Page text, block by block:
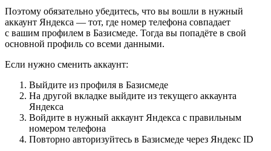
Поэтому обязательно убедитесь, что вы вошли в нужный
аккаунт Яндекса — тот, где номер телефона совпадает
с вашим профилем в Базисмеде. Тогда вы попадёте в свой
основной профиль со всеми данными.
Если нужно сменить аккаунт:
Выйдите из профиля в Базисмеде
На другой вкладке выйдите из текущего аккаунта
Яндекса
Войдите в нужный аккаунт Яндекса с правильным
номером телефона
Повторно авторизуйтесь в Базисмеде через Яндекс ID